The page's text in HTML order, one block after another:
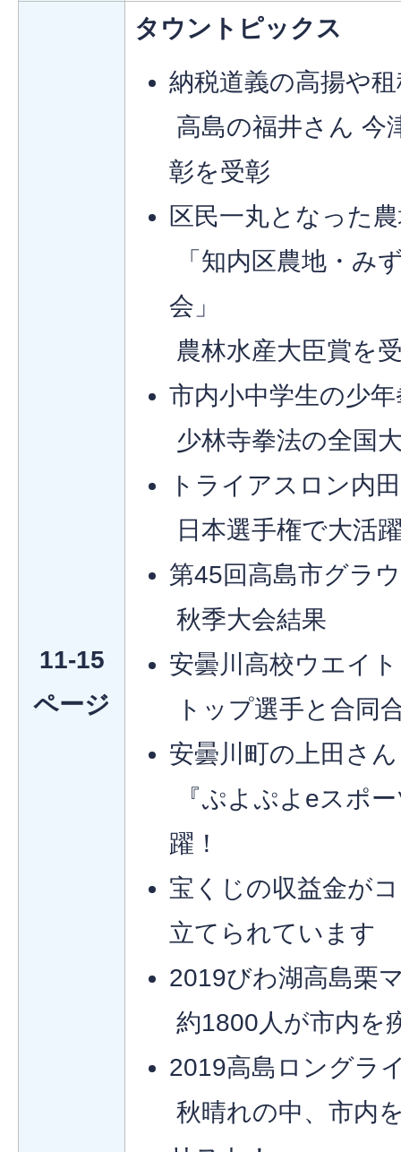
11-15
ページ
タウントピックス
納税道義の高揚や
高島の福井さん 今
彰を受彰
区民一丸となった
「知内区農地・み
会」
農林水産大臣賞を
市内小中学生の少
少林寺拳法の全国
トライアスロン内
日本選手権で大活
第45回高島市グラ
秋季大会結果
安曇川高校ウエイ
トップ選手と合同
安曇川町の上田さん
『ぷよぷよeスポ
躍！
宝くじの収益金が
立てられています
2019びわ湖高島栗
約1800人が市内を
2019高島ロングラ
秋晴れの中、市内